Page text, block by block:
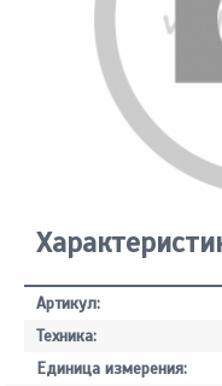
Артикул:
Техника:
Единица измерения: